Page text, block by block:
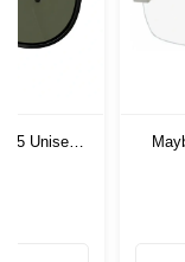
55 Unisex